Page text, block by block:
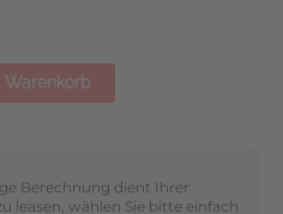
Warenkorb
Berechnung dient Ihrer
leasen, wählen Sie bitte einfach